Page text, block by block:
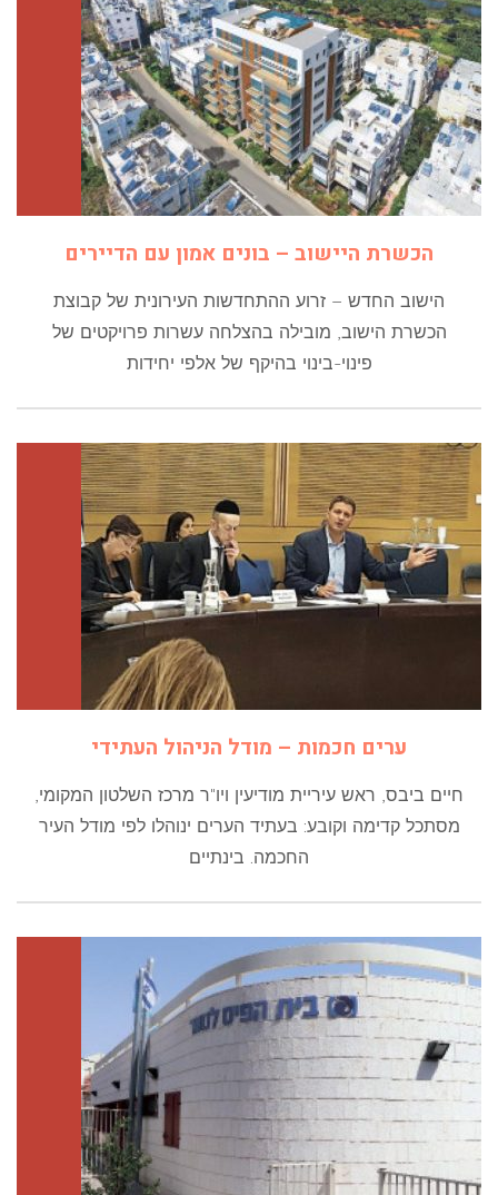
הכשרת היישוב – בונים אמון עם הדיירים
הישוב החדש – זרוע ההתחדשות העירונית של קבוצת
הכשרת הישוב, מובילה בהצלחה עשרות פרויקטים של
פינוי-בינוי בהיקף של אלפי יחידות
ערים חכמות – מודל הניהול העתידי
חיים ביבס, ראש עיריית מודיעין ויו"ר מרכז השלטון המקומי,
מסתכל קדימה וקובע: בעתיד הערים ינוהלו לפי מודל העיר
החכמה. בינתיים